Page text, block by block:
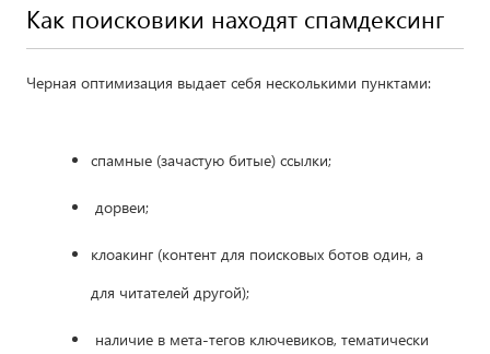
Как поисковики находят спамдексинг
Черная оптимизация выдает себя несколькими пунктами:
спамные (зачастую битые) ссылки;
дорвеи;
клоакинг (контент для поисковых ботов один, а
для читателей другой);
наличие в мета-тегов ключевиков, тематически